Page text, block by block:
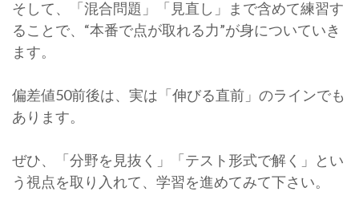
そして、「混合問題」「見直し」まで含めて練習す
ることで、“本番で点が取れる力”が身についていき
ます。
偏差値50前後は、実は「伸びる直前」のラインでも
あります。
ぜひ、「分野を見抜く」「テスト形式で解く」とい
う視点を取り入れて、学習を進めてみて下さい。